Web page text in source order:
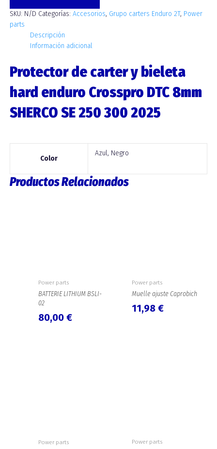
SKU: N/D Categorías: Accesorios, Grupo carters Enduro 2T, Power
parts
Descripción
Información adicional
Protector de carter y bieleta
hard enduro Crosspro DTC 8mm
SHERCO SE 250 300 2025
Color
Azul, Negro
Productos Relacionados
Power parts
BATTERIE LITHIUM BSLI-
02
80,00 €
Power parts
Muelle ajuste Caprobich
11,98 €
Power parts Power parts